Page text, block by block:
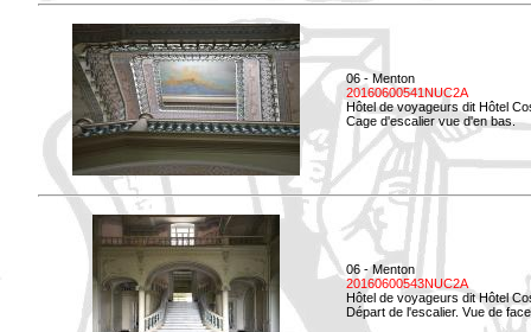
06 - Menton
20160600541NUC2A
Hôtel de voyageurs dit Hôtel
Cage d'escalier vue d'en bas.
06 - Menton
20160600543NUC2A
Hôtel de voyageurs dit Hôtel
Départ de l'escalier. Vue de